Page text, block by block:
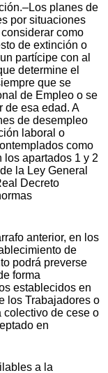
planes de
por situaciones
como
de extinción o
partícipe con al
determine el
que se
de Empleo o se
de esa edad. A
de desempleo
laboral o
como
apartados 1 y 2
la Ley General
Decreto
anterior, en los
de
podrá preverse
forma
establecidos en
los Trabajadores o
colectivo de cese o
en
a la